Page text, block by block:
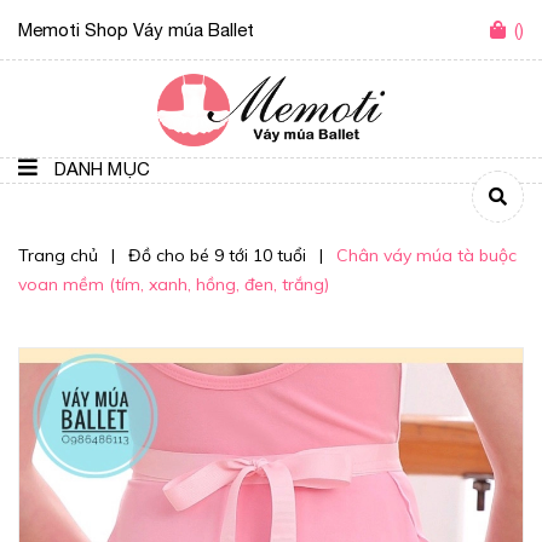
Memoti Shop Váy múa Ballet ()
DANH MỤC
Trang chủ | Đồ cho bé 9 tới 10 tuổi |
Chân váy múa tà buộc
voan mềm (tím, xanh, hồng, đen, trắng)